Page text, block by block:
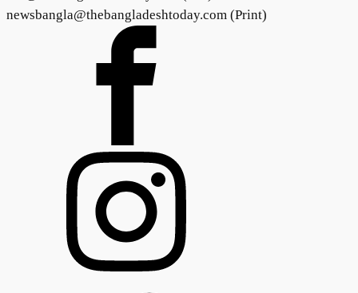
newsbangla@thebangladeshtoday.com (Print)